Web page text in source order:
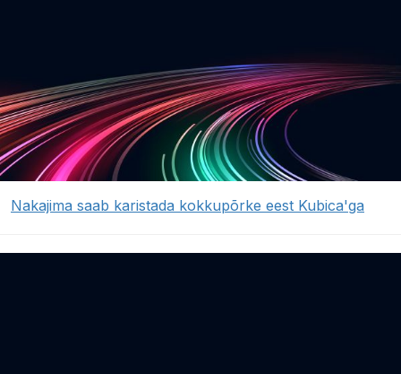
Nakajima saab karistada kokkupõrke eest Kubica'ga